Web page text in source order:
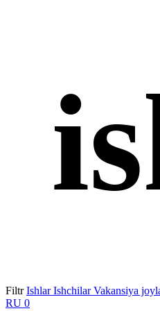
Filtr Ishlar Ishchilar Vakansiya
RU 0